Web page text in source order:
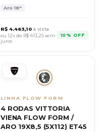
Aro18"
R$ 4.463,10 à vista
ou 12x de R$413,25sem
juros
10% OFF
LINHA FLOW FORM
4 RODAS VITTORIA
VIENA FLOW FORM /
ARO 19X8,5 (5X112) ET45